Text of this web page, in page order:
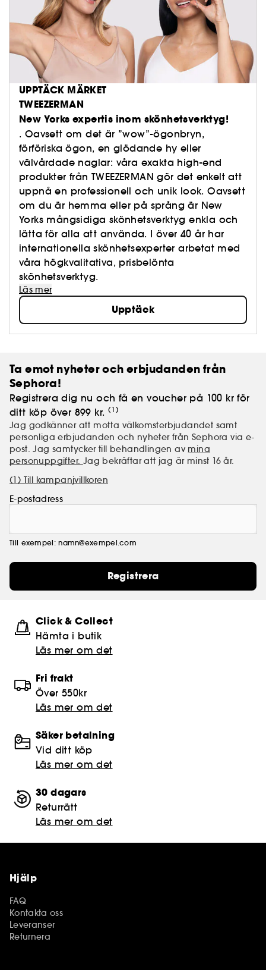
UPPTÄCK MÄRKET
TWEEZERMAN
New Yorks expertis inom skönhetsverktyg!
. Oavsett om det är ”wow”-ögonbryn,
förföriska ögon, en glödande hy eller
välvårdade naglar: våra exakta high-end
produkter från TWEEZERMAN gör det enkelt att
uppnå en professionell och unik look. Oavsett
om du är hemma eller på språng är New
Yorks mångsidiga skönhetsverktyg enkla och
lätta för alla att använda. I över 40 år har
internationella skönhetsexperter arbetat med
våra högkvalitativa, prisbelönta
skönhetsverktyg.
Läs mer
Upptäck
Ta emot nyheter och erbjudanden från
Sephora!
Registrera dig nu och få en voucher på 100 kr för
ditt köp över 899 kr. (1)
Jag godkänner att motta välkomsterbjudandet samt
personliga erbjudanden och nyheter från Sephora via e-
post. Jag samtycker till behandlingen av mina
personuppgifter. Jag bekräftar att jag är minst 16 år.
(1) Till kampanjvillkoren
E-postadress
Till exempel: namn@exempel.com
Registrera
Click & Collect
Hämta i butik​
Läs mer om det
Fri frakt
Över 550kr
Läs mer om det
Säker betalning
Vid ditt köp
Läs mer om det
30 dagars
Returrätt
Läs mer om det
Hjälp
FAQ
Kontakta oss
Leveranser
Returnera